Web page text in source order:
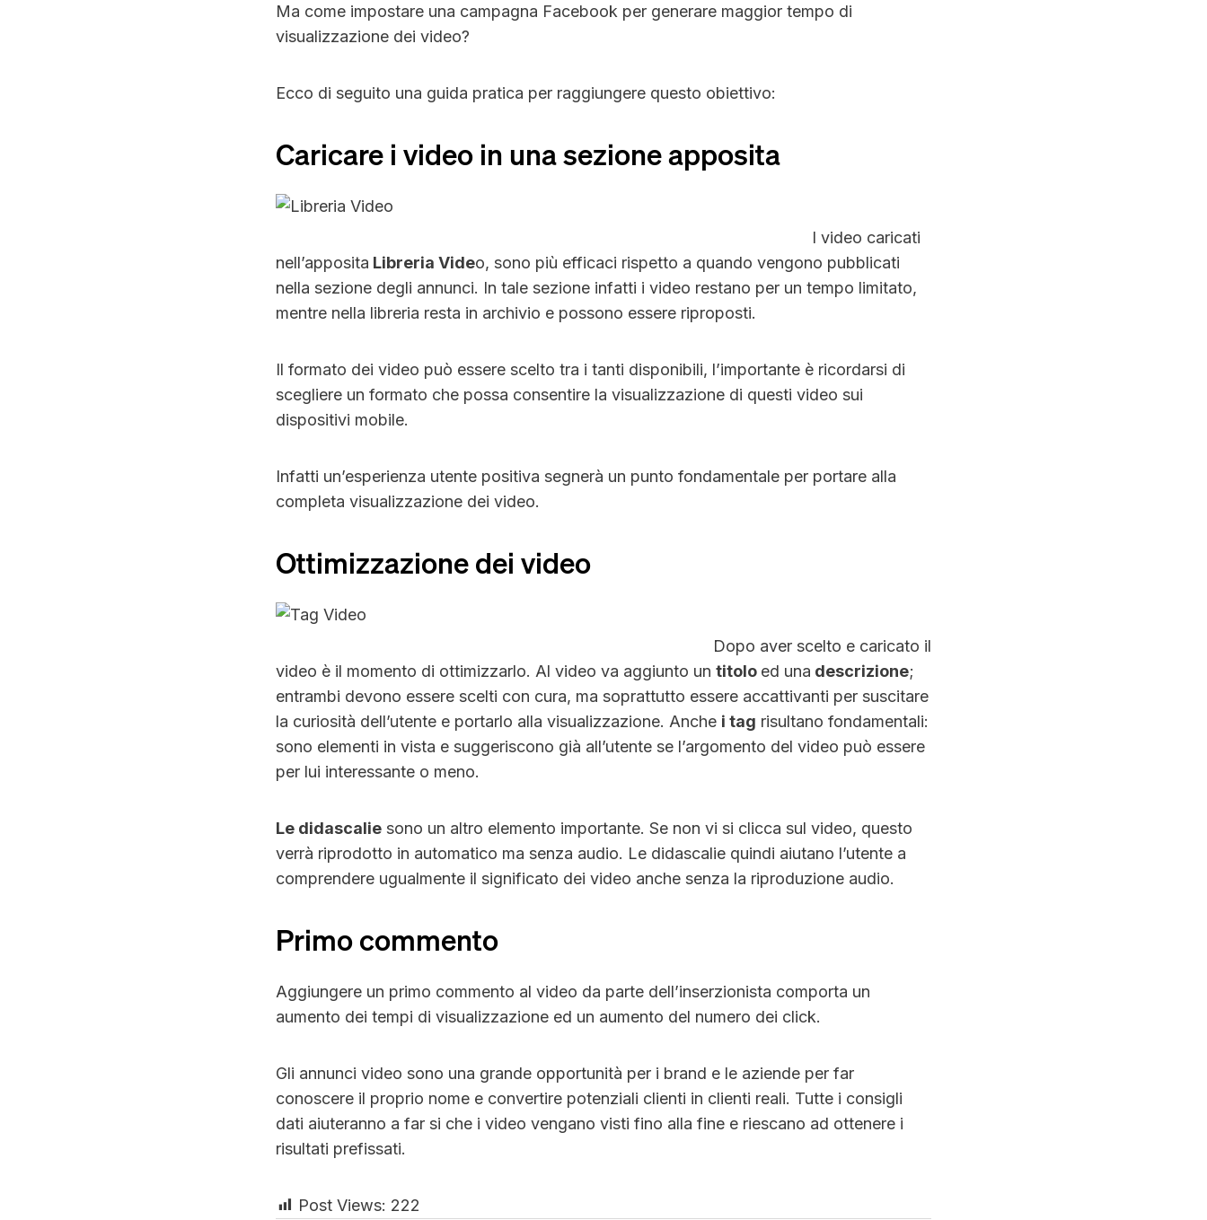
Ma come impostare una campagna Facebook per generare maggior tempo di
visualizzazione dei video?
Ecco di seguito una guida pratica per raggiungere questo obiettivo:
Caricare i video in una sezione apposita
I video caricati
nell’apposita Libreria Video, sono più efficaci rispetto a quando vengono pubblicati
nella sezione degli annunci. In tale sezione infatti i video restano per un tempo limitato,
mentre nella libreria resta in archivio e possono essere riproposti.
Il formato dei video può essere scelto tra i tanti disponibili, l’importante è ricordarsi di
scegliere un formato che possa consentire la visualizzazione di questi video sui
dispositivi mobile.
Infatti un’esperienza utente positiva segnerà un punto fondamentale per portare alla
completa visualizzazione dei video.
Ottimizzazione dei video
Dopo aver scelto e caricato il
video è il momento di ottimizzarlo. Al video va aggiunto un titolo ed una descrizione;
entrambi devono essere scelti con cura, ma soprattutto essere accattivanti per suscitare
la curiosità dell’utente e portarlo alla visualizzazione. Anche i tag risultano fondamentali:
sono elementi in vista e suggeriscono già all’utente se l’argomento del video può essere
per lui interessante o meno.
Le didascalie sono un altro elemento importante. Se non vi si clicca sul video, questo
verrà riprodotto in automatico ma senza audio. Le didascalie quindi aiutano l’utente a
comprendere ugualmente il significato dei video anche senza la riproduzione audio.
Primo commento
Aggiungere un primo commento al video da parte dell’inserzionista comporta un
aumento dei tempi di visualizzazione ed un aumento del numero dei click.
Gli annunci video sono una grande opportunità per i brand e le aziende per far
conoscere il proprio nome e convertire potenziali clienti in clienti reali. Tutte i consigli
dati aiuteranno a far si che i video vengano visti fino alla fine e riescano ad ottenere i
risultati prefissati.
Post Views: 222